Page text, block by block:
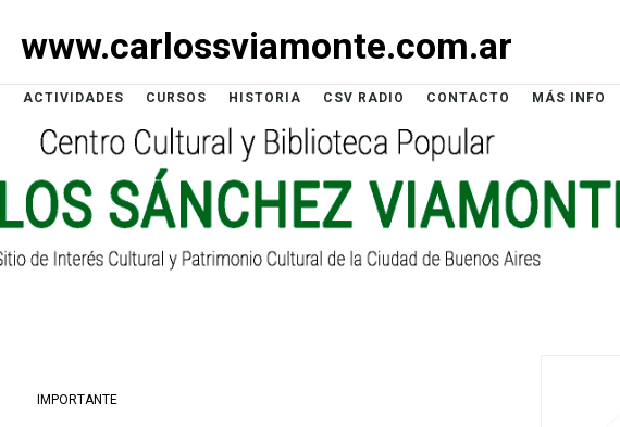
www.carlossviamonte.com.ar
ACTIVIDADES CURSOS HISTORIA CSV RADIO CONTACTO MÁS INFO
IMPORTANTE